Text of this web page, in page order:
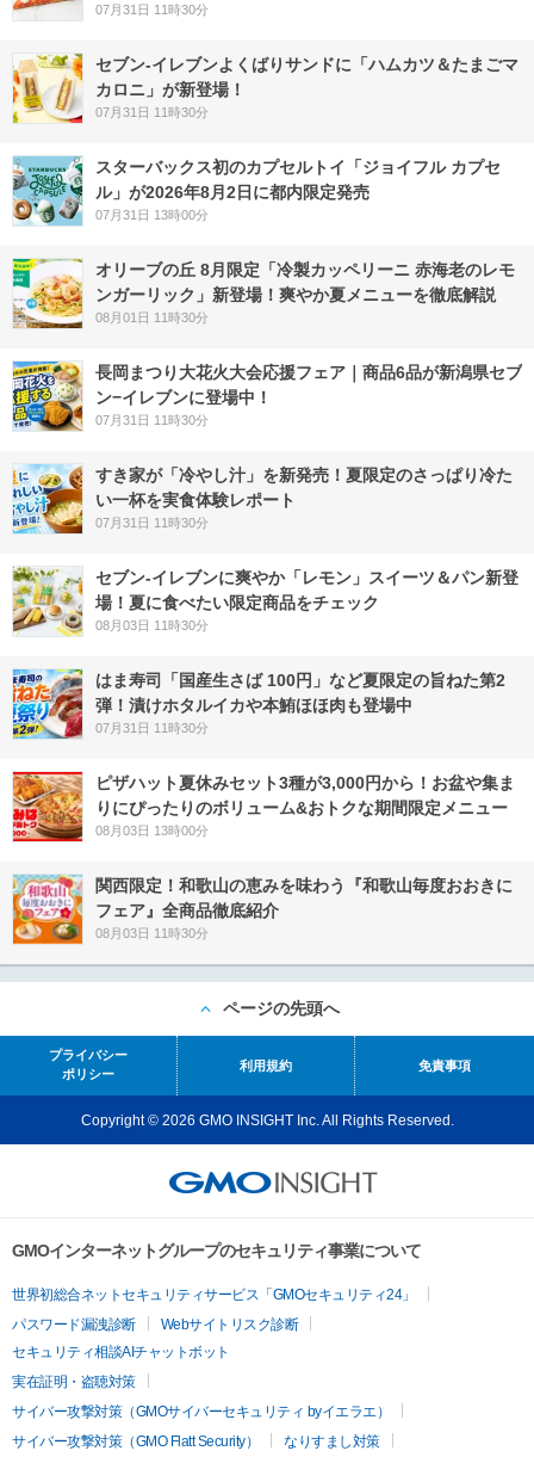
07月31日 11時30分
セブン‐イレブンよくばりサンドに「ハムカツ＆たまごマ
カロニ」が新登場！
07月31日 11時30分
スターバックス初のカプセルトイ「ジョイフル カプセ
ル」が2026年8月2日に都内限定発売
07月31日 13時00分
オリーブの丘 8月限定「冷製カッペリーニ 赤海老のレモ
ンガーリック」新登場！爽やか夏メニューを徹底解説
08月01日 11時30分
長岡まつり大花火大会応援フェア｜商品6品が新潟県セブ
ン−イレブンに登場中！
07月31日 11時30分
すき家が「冷やし汁」を新発売！夏限定のさっぱり冷た
い一杯を実食体験レポート
07月31日 11時30分
セブン‐イレブンに爽やか「レモン」スイーツ＆パン新登
場！夏に食べたい限定商品をチェック
08月03日 11時30分
はま寿司「国産生さば 100円」など夏限定の旨ねた第2
弾！漬けホタルイカや本鮪ほほ肉も登場中
07月31日 11時30分
ピザハット夏休みセット3種が3,000円から！お盆や集ま
りにぴったりのボリューム&おトクな期間限定メニュー
08月03日 13時00分
関西限定！和歌山の恵みを味わう『和歌山毎度おおきに
フェア』全商品徹底紹介
08月03日 11時30分
ページの先頭へ
プライバシー
ポリシー
利用規約 免責事項
Copyright © 2026 GMO INSIGHT Inc. All Rights Reserved.
GMOインターネットグループのセキュリティ事業について
世界初総合ネットセキュリティサービス「GMOセキュリティ24」
パスワード漏洩診断
Webサイトリスク診断
セキュリティ相談AIチャットボット
実在証明・盗聴対策
サイバー攻撃対策（GMOサイバーセキュリティ byイエラエ）
サイバー攻撃対策（GMO Flatt Security）
なりすまし対策